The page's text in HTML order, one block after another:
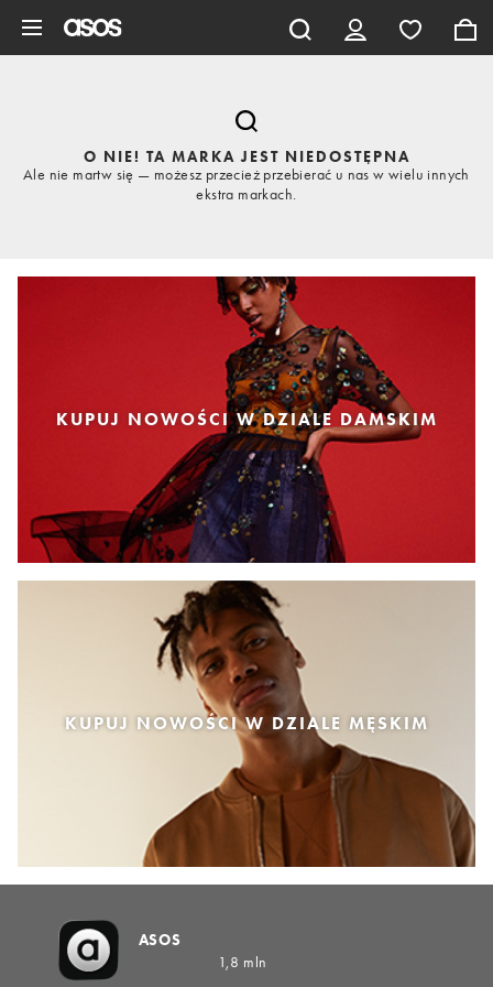
O NIE! TA MARKA JEST NIEDOSTĘPNA
Ale nie martw się — możesz przecież przebierać u nas w wielu innych
ekstra markach.
KUPUJ NOWOŚCI W DZIALE DAMSKIM
KUPUJ NOWOŚCI W DZIALE MĘSKIM
ASOS
1,8 mln